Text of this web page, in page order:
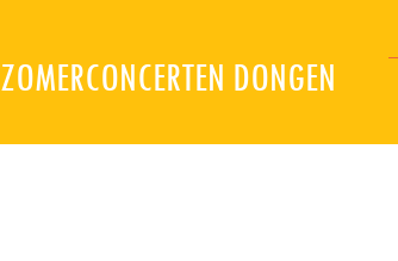
ZOMERCONCERTEN DONGEN